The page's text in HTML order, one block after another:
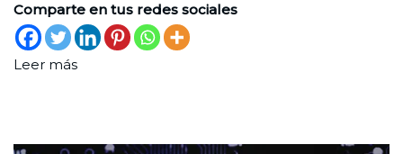
Comparte en tus redes sociales
Leer más